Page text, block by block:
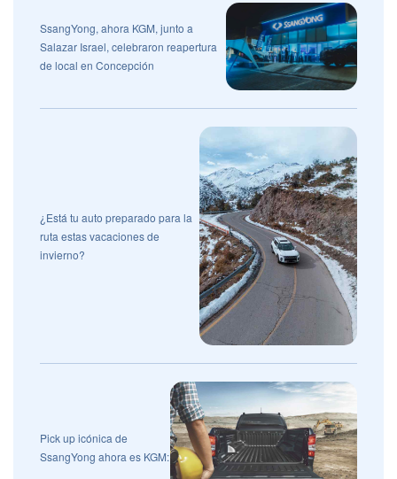
SsangYong, ahora KGM, junto a
Salazar Israel, celebraron reapertura
de local en Concepción
¿Está tu auto preparado para la
ruta estas vacaciones de
invierno?
Pick up icónica de
SsangYong ahora es KGM: